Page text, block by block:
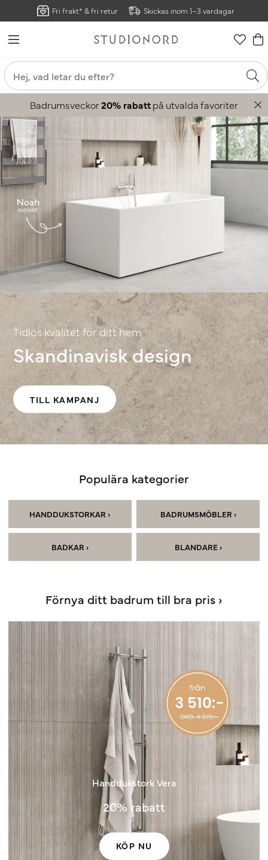
Fri frakt* & fri retur Skickas inom 1–3 vardagar
Badrumsveckor20% rabattpå utvalda favoriter
Tidlös kvalitet för ditt hem
Skandinavisk design
TILL KAMPANJ
Populära kategorier
HANDDUKSTORKAR › BADRUMSMÖBLER ›
BADKAR › BLANDARE ›
Förnya ditt badrum till bra pris ›
Handdukstork Vera
20% rabatt
KÖP NU